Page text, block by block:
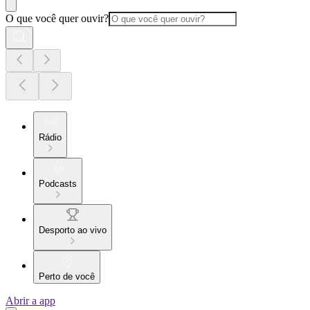
O que você quer ouvir?
Rádio
Podcasts
Desporto ao vivo
Perto de você
Abrir a app